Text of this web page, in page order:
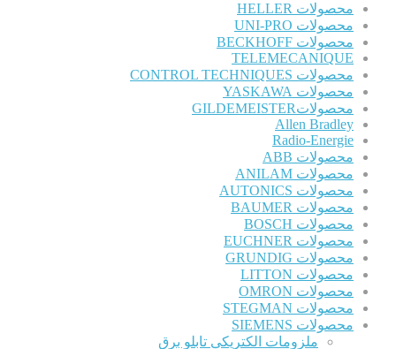
محصولات HELLER
محصولات UNI-PRO
محصولات BECKHOFF
TELEMECANIQUE
محصولات CONTROL TECHNIQUES
محصولات YASKAWA
محصولاتGILDEMEISTER
Allen Bradley
Radio-Energie
محصولات ABB
محصولات ANILAM
محصولات AUTONICS
محصولات BAUMER
محصولات BOSCH
محصولات EUCHNER
محصولات GRUNDIG
محصولات LITTON
محصولات OMRON
محصولات STEGMAN
محصولات SIEMENS
ملزومات الکتریکی تابلو برق